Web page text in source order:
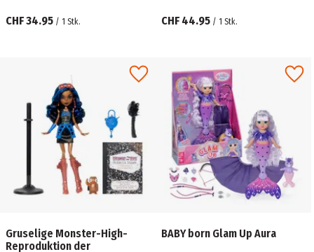
CHF 34.95 / 1 Stk. CHF 44.95 / 1 Stk.
Gruselige Monster-High-
Reproduktion der
BABY born Glam Up Aura